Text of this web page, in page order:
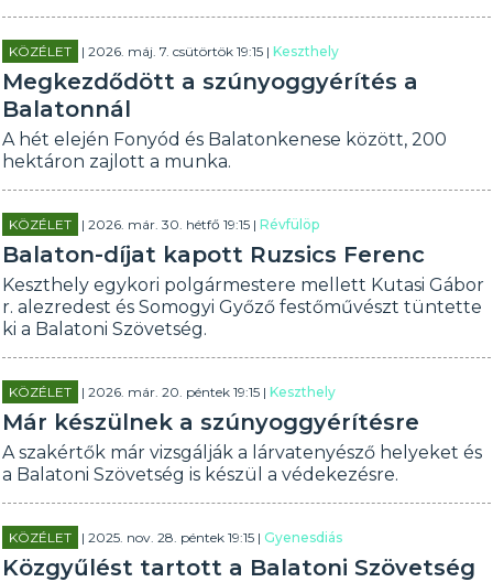
KÖZÉLET | 2026. máj. 7. csütörtök 19:15 |Keszthely
Megkezdődött a szúnyoggyérítés a
Balatonnál
A hét elején Fonyód és Balatonkenese között, 200
hektáron zajlott a munka.
KÖZÉLET | 2026. már. 30. hétfő 19:15 |Révfülöp
Balaton-díjat kapott Ruzsics Ferenc
Keszthely egykori polgármestere mellett Kutasi Gábor
r. alezredest és Somogyi Győző festőművészt tüntette
ki a Balatoni Szövetség.
KÖZÉLET | 2026. már. 20. péntek 19:15 |Keszthely
Már készülnek a szúnyoggyérítésre
A szakértők már vizsgálják a lárvatenyésző helyeket és
a Balatoni Szövetség is készül a védekezésre.
KÖZÉLET | 2025. nov. 28. péntek 19:15 |Gyenesdiás
Közgyűlést tartott a Balatoni Szövetség